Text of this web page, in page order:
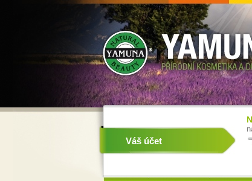
Váš účet